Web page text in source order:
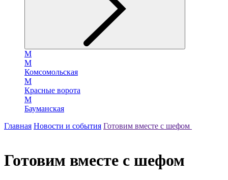
М
М
Комсомольская
М
Красные ворота
М
Бауманская
Главная Новости и события Готовим вместе с шефом
Готовим вместе с шефом